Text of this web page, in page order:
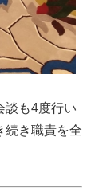
談も4度行い
続き職責を全